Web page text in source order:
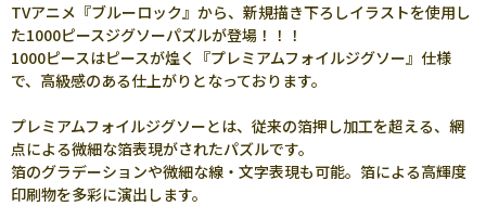
TVアニメ『ブルーロック』から、新規描き下ろしイラストを使用し
た1000ピースジグソーパズルが登場！！！
1000ピースはピースが煌く『プレミアムフォイルジグソー』仕様
で、高級感のある仕上がりとなっております。
プレミアムフォイルジグソーとは、従来の箔押し加工を超える、網
点による微細な箔表現がされたパズルです。
箔のグラデーションや微細な線・文字表現も可能。箔による高輝度
印刷物を多彩に演出します。